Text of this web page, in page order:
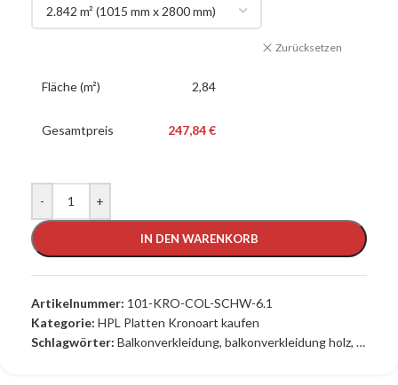
Zurücksetzen
Fläche (m²) 2,84
Gesamtpreis 247,84 €
- +
IN DEN WARENKORB
Artikelnummer: 101-KRO-COL-SCHW-6.1
Kategorie: HPL Platten Kronoart kaufen
Schlagwörter: Balkonverkleidung, balkonverkleidung holz,